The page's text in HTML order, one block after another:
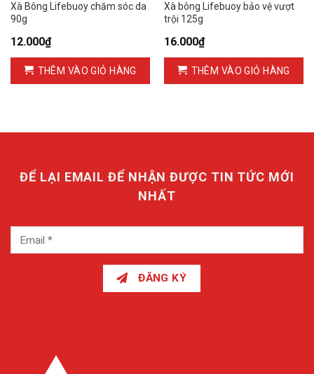
Xà Bông Lifebuoy chăm sóc da
90g
12.000₫
THÊM VÀO GIỎ HÀNG
Xà bông Lifebuoy bảo vệ vượt
trội 125g
16.000₫
THÊM VÀO GIỎ HÀNG
ĐỂ LẠI EMAIL ĐỂ NHẬN ĐƯỢC TIN TỨC MỚI
NHẤT
ĐĂNG KÝ